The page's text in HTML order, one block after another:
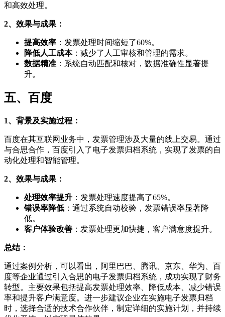
和高效处理。
2、效果与成果：
提高效率 ：发票处理时间缩短了60%。
降低人工成本：减少了人工审核和管理的需求。
数据精准 ：系统自动匹配和核对，数据准确性显著提
升。
五、百度
1、背景及实施过程：
百度在其互联网业务中，发票管理涉及大量的线上交易。通过
与合思合作，百度引入了电子发票归档系统，实现了发票的自
动化处理和智能管理。
2、效果与成果：
处理效率提升 ：发票处理速度提高了65%。
错误率降低 ：通过系统自动校验，发票错误率显著降
低。
客户体验改善 ：发票处理更加快捷，客户满意度提升。
总结：
通过案例分析，可以看出，阿里巴巴、腾讯、京东、华为、百
度等企业通过引入合思的电子发票归档系统，成功实现了财务
转型。主要效果包括提高发票处理效率、降低成本、减少错误
率和提升客户满意度。进一步建议企业在实施电子发票归档
时，选择合适的技术合作伙伴，制定详细的实施计划，并持续